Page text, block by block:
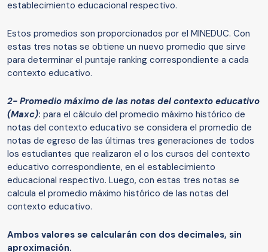
establecimiento educacional respectivo.
Estos promedios son proporcionados por el MINEDUC. Con
estas tres notas se obtiene un nuevo promedio que sirve
para determinar el puntaje ranking correspondiente a cada
contexto educativo.
2- Promedio máximo de las notas del contexto educativo
(Maxc): para el cálculo del promedio máximo histórico de
notas del contexto educativo se considera el promedio de
notas de egreso de las últimas tres generaciones de todos
los estudiantes que realizaron el o los cursos del contexto
educativo correspondiente, en el establecimiento
educacional respectivo. Luego, con estas tres notas se
calcula el promedio máximo histórico de las notas del
contexto educativo.
Ambos valores se calcularán con dos decimales, sin
aproximación.